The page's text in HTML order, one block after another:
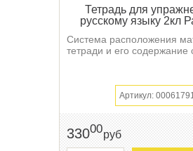
Тетрадь для
русскому языку 2кл
Система расположения
тетради и его содержание
Артикул:
33000руб